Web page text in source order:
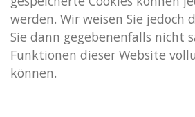
werden. Wir weisen Sie jedoch
Sie dann gegebenenfalls nicht
Funktionen dieser Website
können.